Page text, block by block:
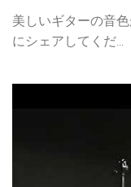
美しいギターの音
にシェアしてくだ...